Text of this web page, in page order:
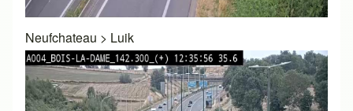
Neufchateau > Luik